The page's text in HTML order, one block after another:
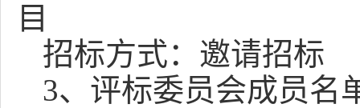
目
招标方式： 邀请招标
3、评标委员会成员名